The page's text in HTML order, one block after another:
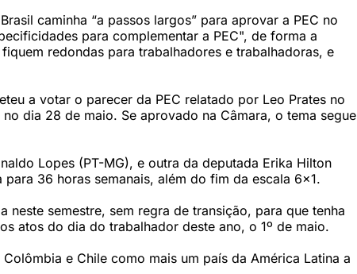
caminha “a passos largos” para aprovar a PEC no
para complementar a PEC", de forma a
redondas para trabalhadores e trabalhadoras, e
a votar o parecer da PEC relatado por Leo Prates no
dia 28 de maio. Se aprovado na Câmara, o tema segue
Lopes (PT-MG), e outra da deputada Erika Hilton
36 horas semanais, além do fim da escala 6x1.
neste semestre, sem regra de transição, para que tenha
atos do dia do trabalhador deste ano, o 1º de maio.
e Chile como mais um país da América Latina a